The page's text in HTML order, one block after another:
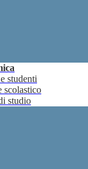
studenti
scolastico
studio